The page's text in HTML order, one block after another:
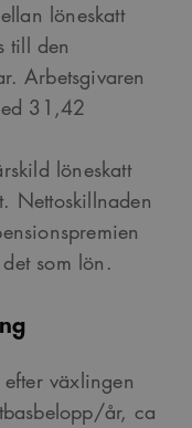
löneskatt
till den
Arbetsgivaren
31,42
löneskatt
Nettoskillnaden
som lön.
växlingen
år, ca